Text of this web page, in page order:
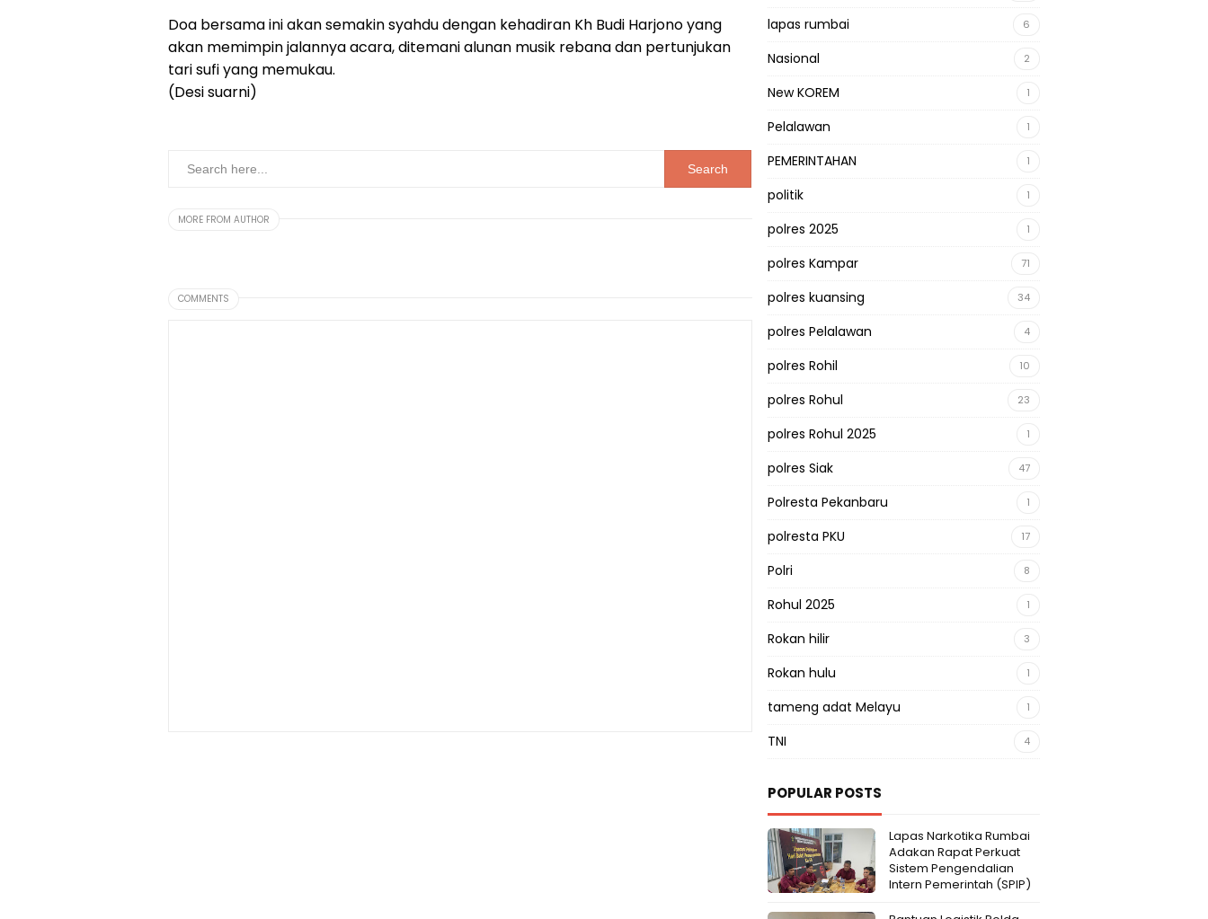
Doa bersama ini akan semakin syahdu dengan kehadiran Kh Budi Harjono yang
akan memimpin jalannya acara, ditemani alunan musik rebana dan pertunjukan
tari sufi yang memukau.
(Desi suarni)
MORE FROM AUTHOR
COMMENTS
lapas rumbai 6
Nasional 2
New KOREM 1
Pelalawan 1
PEMERINTAHAN 1
politik 1
polres 2025 1
polres Kampar 71
polres kuansing 34
polres Pelalawan 4
polres Rohil 10
polres Rohul 23
polres Rohul 2025 1
polres Siak 47
Polresta Pekanbaru 1
polresta PKU 17
Polri 8
Rohul 2025 1
Rokan hilir 3
Rokan hulu 1
tameng adat Melayu 1
TNI 4
POPULAR POSTS
Lapas Narkotika Rumbai
Adakan Rapat Perkuat
Sistem Pengendalian
Intern Pemerintah (SPIP)